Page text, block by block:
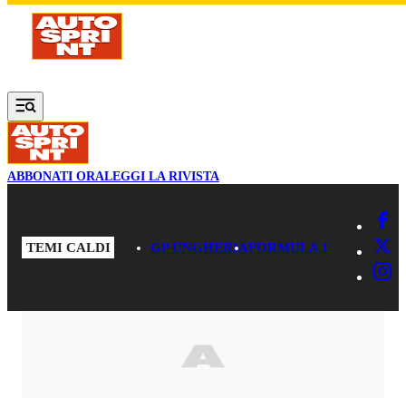
Vai al contenuto principale
ABBONATI ORALEGGI LA RIVISTA
TEMI CALDI GP UNGHERIAFORMULA 1